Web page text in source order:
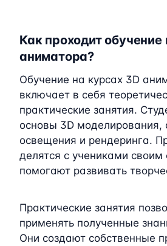
Как проходит обучение
аниматора?
Обучение на курсах 3D
включает в себя
практические занятия.
основы 3D моделирования,
освещения и рендеринга.
делятся с учениками
помогают развивать
Практические занятия
применять полученные
Они создают собственные